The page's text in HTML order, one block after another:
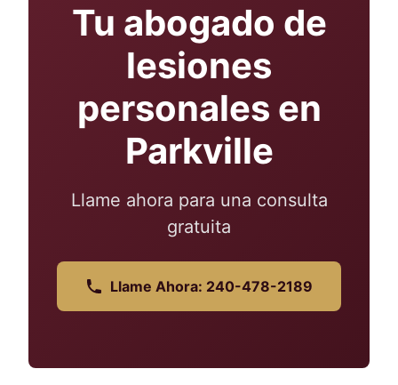
Tu abogado de
lesiones
personales en
Parkville
Llame ahora para una consulta
gratuita
Llame Ahora: 240-478-2189